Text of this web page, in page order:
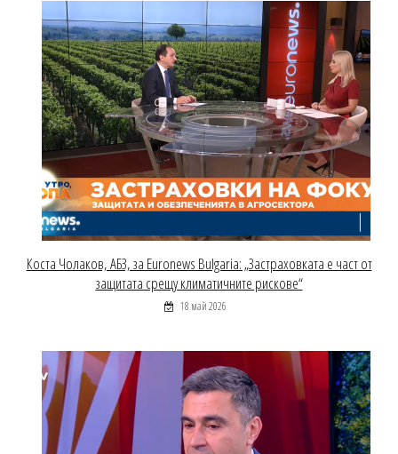
Коста Чолаков, АБЗ, за Euronews Bulgaria: „Застраховката е част от
защитата срещу климатичните рискове“
18 май 2026